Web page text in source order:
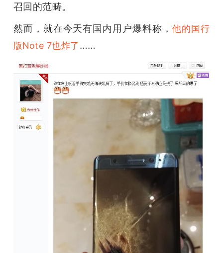
召回的范畴。
然而，就在今天有国内用户爆料称， 他的国行
版Note 7也炸了……